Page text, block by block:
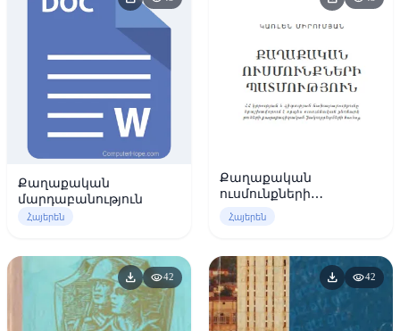
Քաղաքական
մարդաբանություն
Հայերեն
Քաղաքական
ուսմունքների
պատմություն
Հայերեն
download visibility42 download visibility42